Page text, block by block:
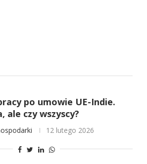
po umowie UE-Indie.
ale czy wszyscy?
12 lutego 2026